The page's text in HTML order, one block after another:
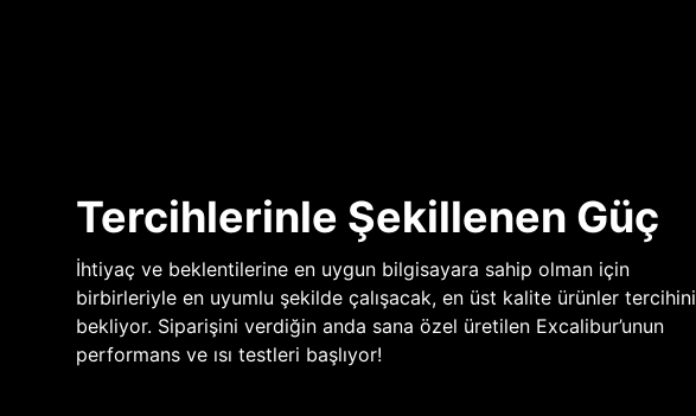
Tercihlerinle Şekillenen Güç
İhtiyaç ve beklentilerine en uygun bilgisayara sahip olman için
birbirleriyle en uyumlu şekilde çalışacak, en üst kalite ürünler tercihini
bekliyor. Siparişini verdiğin anda sana özel üretilen Excalibur’unun
performans ve ısı testleri başlıyor!